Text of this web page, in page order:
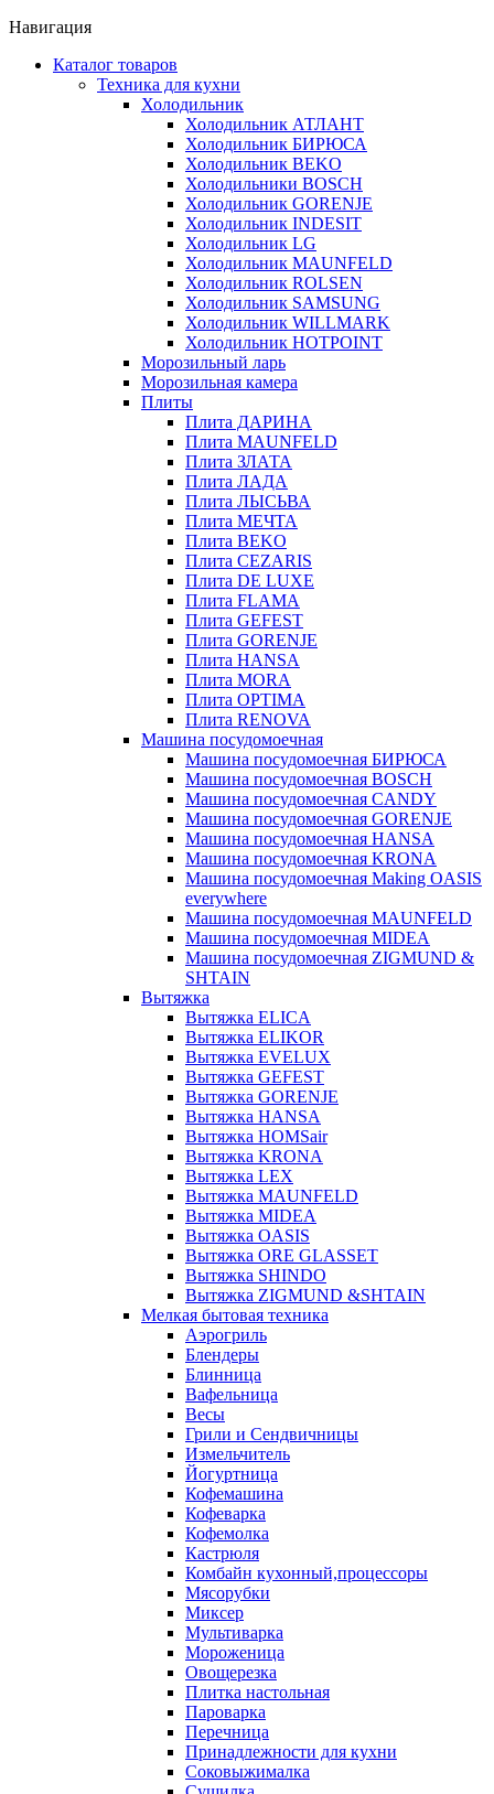
Навигация
Каталог товаров
Техника для кухни
Холодильник
Холодильник АТЛАНТ
Холодильник БИРЮСА
Холодильник BEKO
Холодильники BOSCH
Холодильник GORENJE
Холодильник INDESIT
Холодильник LG
Холодильник MAUNFELD
Холодильник ROLSEN
Холодильник SAMSUNG
Холодильник WILLMARK
Холодильник HOTPOINT
Морозильный ларь
Морозильная камера
Плиты
Плита ДАРИНА
Плита MAUNFELD
Плита ЗЛАТА
Плита ЛАДА
Плита ЛЫСЬВА
Плита МЕЧТА
Плита BEKO
Плита CEZARIS
Плита DE LUXE
Плита FLAMA
Плита GEFEST
Плита GORENJE
Плита HANSA
Плита MORA
Плита OPTIMA
Плита RENOVA
Машина посудомоечная
Машина посудомоечная БИРЮСА
Машина посудомоечная BOSCH
Машина посудомоечная CANDY
Машина посудомоечная GORENJE
Машина посудомоечная HANSA
Машина посудомоечная KRONA
Машина посудомоечная Making OASIS
everywhere
Машина посудомоечная MAUNFELD
Машина посудомоечная MIDEA
Машина посудомоечная ZIGMUND &
SHTAIN
Вытяжка
Вытяжка ELICA
Вытяжка ELIKOR
Вытяжка EVELUX
Вытяжка GEFEST
Вытяжка GORENJE
Вытяжка HANSA
Вытяжка HOMSair
Вытяжка KRONA
Вытяжка LEX
Вытяжка MAUNFELD
Вытяжка MIDEA
Вытяжка OASIS
Вытяжка ORE GLASSET
Вытяжка SHINDO
Вытяжка ZIGMUND &SHTAIN
Мелкая бытовая техника
Аэрогриль
Блендеры
Блинница
Вафельница
Весы
Грили и Сендвичницы
Измельчитель
Йогуртница
Кофемашина
Кофеварка
Кофемолка
Кастрюля
Комбайн кухонный,процессоры
Мясорубки
Миксер
Мультиварка
Мороженица
Овощерезка
Плитка настольная
Пароварка
Перечница
Принадлежности для кухни
Соковыжималка